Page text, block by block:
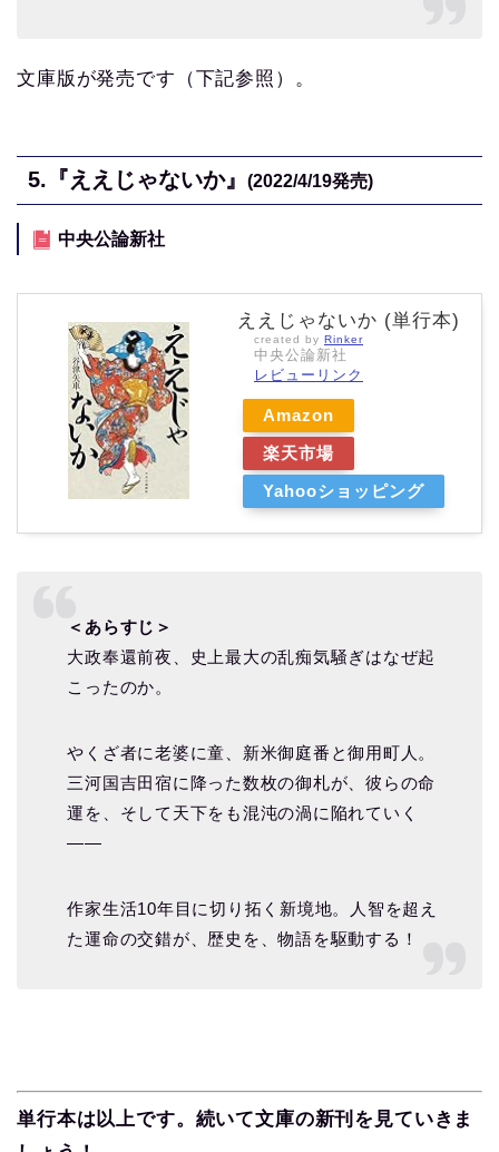
文庫版が発売です（下記参照）。
5. 『ええじゃないか』 (2022/4/19発売)
中央公論新社
ええじゃないか (単行本)
created by Rinker
中央公論新社
レビューリンク
Amazon
楽天市場
Yahooショッピング
＜あらすじ＞
大政奉還前夜、史上最大の乱痴気騒ぎはなぜ起
こったのか。
やくざ者に老婆に童、新米御庭番と御用町人。
三河国吉田宿に降った数枚の御札が、彼らの命
運を、そして天下をも混沌の渦に陥れていく
――
作家生活10年目に切り拓く新境地。人智を超え
た運命の交錯が、歴史を、物語を駆動する！
単行本は以上です。続いて文庫の新刊を見ていきま